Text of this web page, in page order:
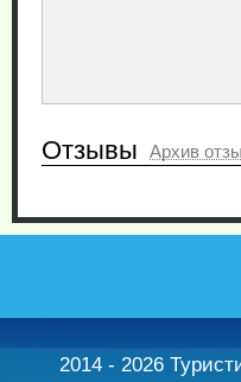
Отзывы
Архив
2014 - 2026